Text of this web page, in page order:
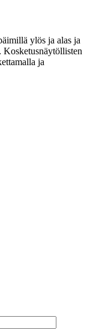
ylös ja alas ja
ja